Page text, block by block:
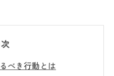
べき行動とは